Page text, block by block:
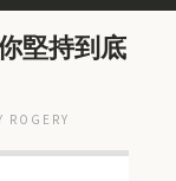
堅持到底
ROGERY